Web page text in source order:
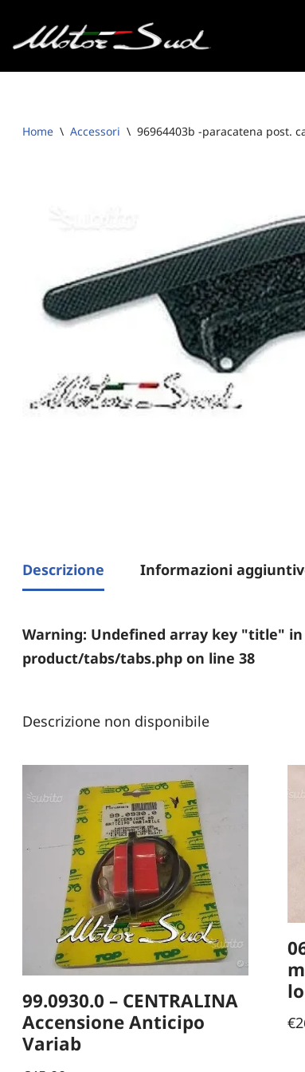
Vai
al
Home \ Accessori \ 96964403b -paracatena post.
Descrizione Informazioni
Warning: Undefined array key "title"
product/tabs/tabs.php on line38
Descrizione non disponibile
99.0930.0 – CENTRALINA
Accensione Anticipo
Variab
€